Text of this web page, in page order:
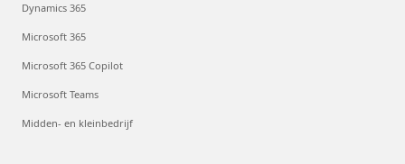
Dynamics 365
Microsoft 365
Microsoft 365 Copilot
Microsoft Teams
Midden- en kleinbedrijf